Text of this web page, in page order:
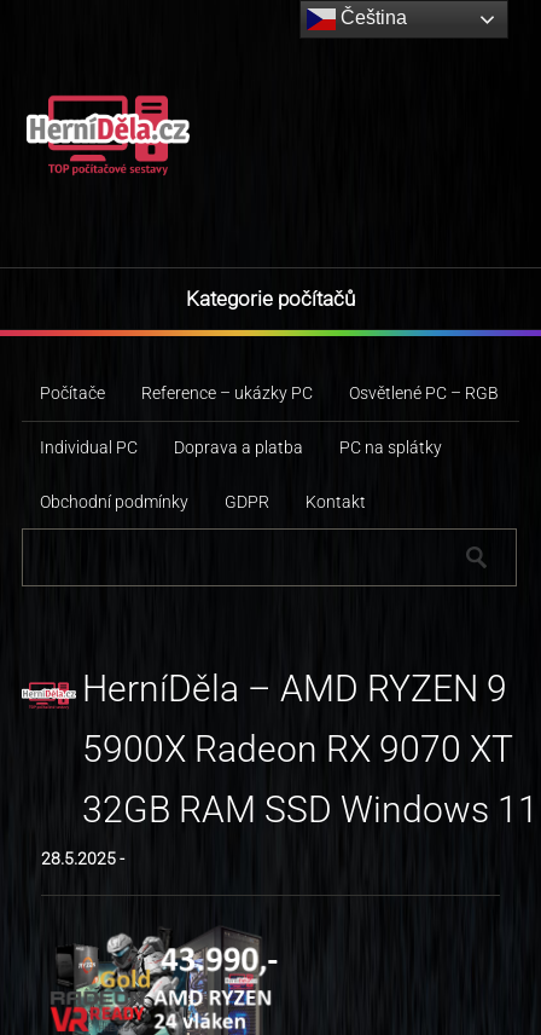
Kategorie počítačů
Počítače Reference – ukázky PC Osvětlené PC – RGB
Individual PC Doprava a platba PC na splátky
Obchodní podmínky GDPR Kontakt
HerníDěla – AMD RYZEN 9
5900X Radeon RX 9070 XT
32GB RAM SSD Windows 11
28.5.2025 -
Čeština‎